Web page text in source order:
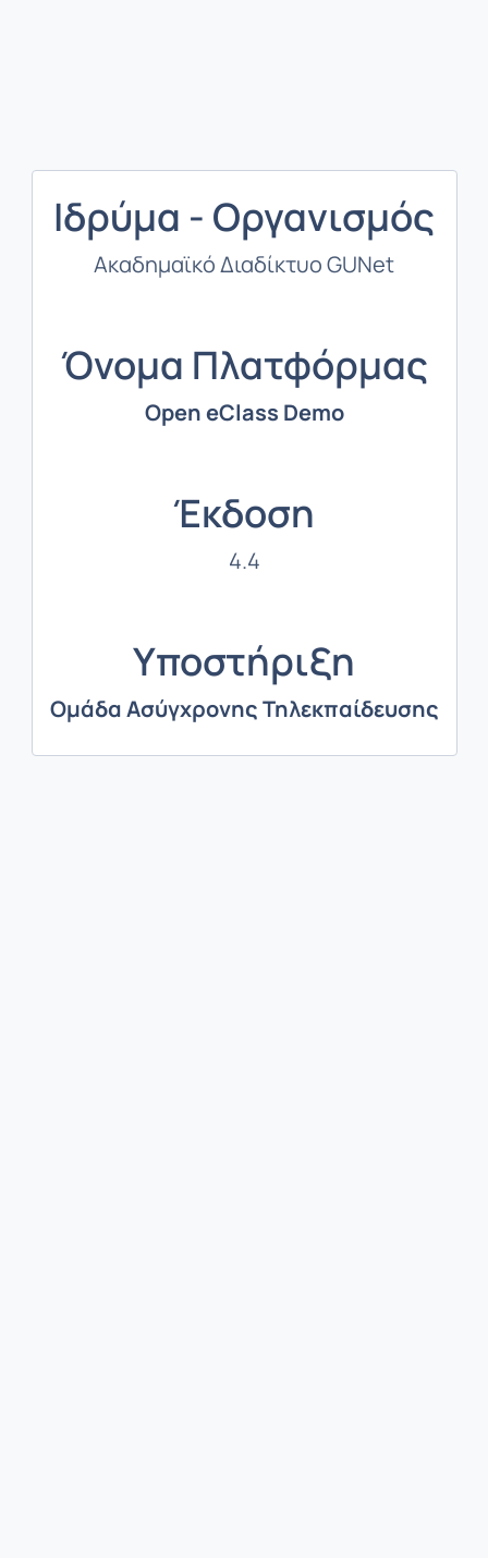
Ιδρύμα - Οργανισμός
Ακαδημαϊκό Διαδίκτυο GUNet
Όνομα Πλατφόρμας
Open eClass Demo
Έκδοση
4.4
Υποστήριξη
Ομάδα Ασύγχρονης Τηλεκπαίδευσης